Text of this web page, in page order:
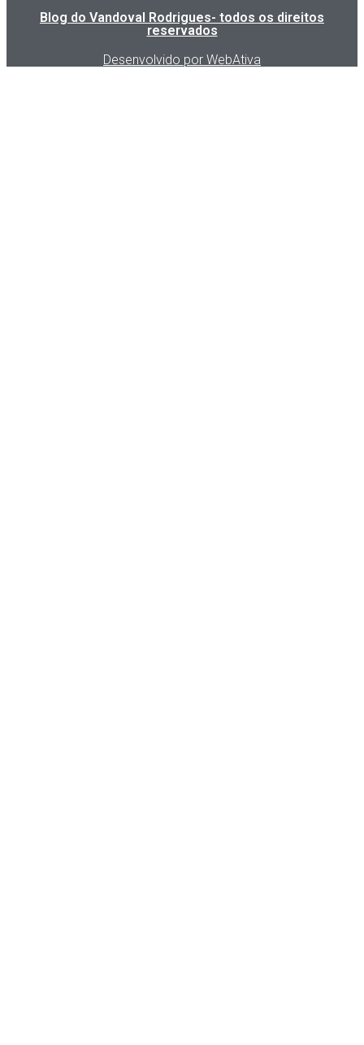
Blog do Vandoval Rodrigues- todos os direitos
reservados
Desenvolvido por WebAtiva